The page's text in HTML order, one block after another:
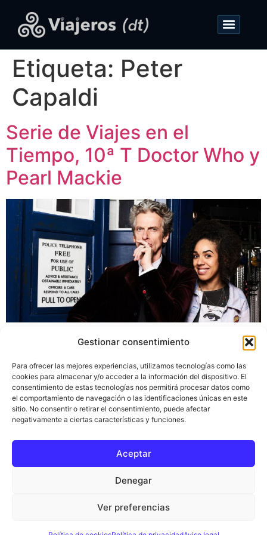
Gestionar consentimiento
Para ofrecer las mejores experiencias, utilizamos tecnologías como las
cookies para almacenar y/o acceder a la información del dispositivo. El
consentimiento de estas tecnologías nos permitirá procesar datos como
el comportamiento de navegación o las identificaciones únicas en este
sitio. No consentir o retirar el consentimiento, puede afectar
negativamente a ciertas características y funciones.
Aceptar
Denegar
Ver preferencias
Etiqueta: Peter
Capaldi
Serie de Viajes en el
Tiempo, 10ª T Doctor Who y
Pearl Mackie
Muchos de nosotros seguimos la serie de viajes en el
tiempo, Doctor Who, desde muchas temporadas atrás.
En esta ocasión os traemos novedades sobre la décima
temporada que se encuentra en rodaje y empezará su
emisión en 2017. DoctorWho es una serie de televisión
británica de ciencia ficción producida por la BBC, en la
que […]
Ciencia del tiempo
Política de privacidad
Contacto